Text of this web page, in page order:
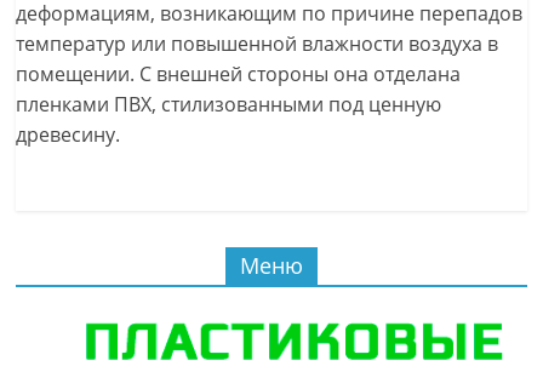
деформациям, возникающим по причине перепадов
температур или повышенной влажности воздуха в
помещении. С внешней стороны она отделана
пленками ПВХ, стилизованными под ценную
древесину.
Меню